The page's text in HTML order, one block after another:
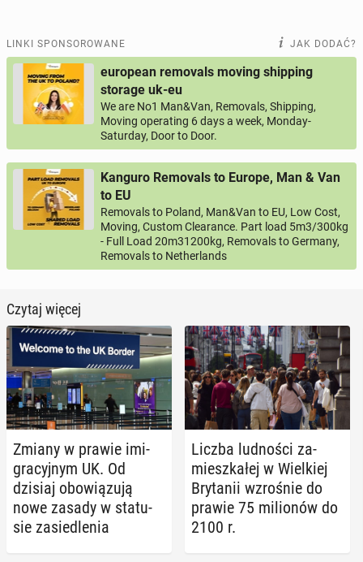
LINKI SPONSOROWANE JAK DODAĆ?
european removals moving shipping
storage uk-eu
We are No1 Man&Van, Removals, Shipping,
Moving operating 6 days a week, Monday-
Saturday, Door to Door.
Kanguro Removals to Europe, Man & Van
to EU
Removals to Poland, Man&Van to EU, Low Cost,
Moving, Custom Clearance. Part load 5m3/300kg
- Full Load 20m31200kg, Removals to Germany,
Removals to Netherlands
Czytaj więcej
Zmiany w prawie imi­
gra­cyj­nym UK. Od
dzisiaj obo­wią­zu­ją
nowe zasady w sta­tu­
sie za­sie­dle­nia
Liczba lud­no­ści za­
miesz­ka­łej w Wiel­kiej
Bry­ta­nii wzro­śnie do
prawie 75 mi­lio­nów do
2100 r.